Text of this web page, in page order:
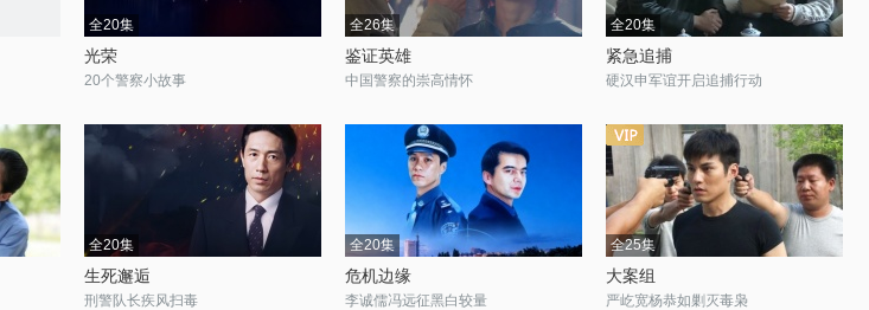
全20集
光荣
20个警察小故事
全26集
鉴证英雄
中国警察的崇高情怀
全20集
紧急追捕
硬汉申军谊开启追捕行动
全20集
生死邂逅
刑警队长疾风扫毒
全20集
危机边缘
李诚儒冯远征黑白较量
全25集
大案组
严屹宽杨恭如剿灭毒枭